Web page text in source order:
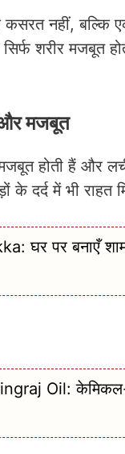
कसरत नहीं, बल्कि
सिर्फ शरीर मजबूत
और मजबूत
होती हैं और
के दर्द में भी राहत
घर पर बनाएँ
Oil: